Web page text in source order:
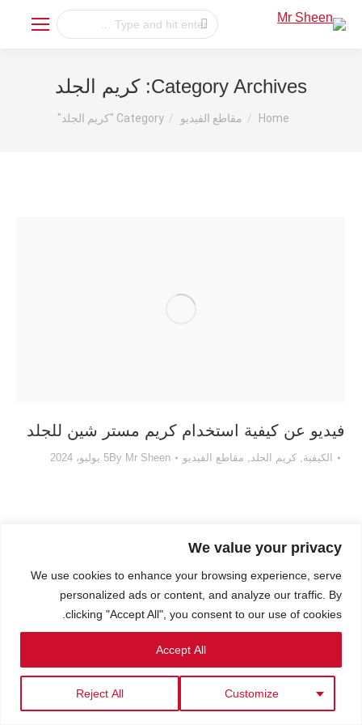
We value your privacy
We use cookies to enhance your browsing experience, serve
personalized ads or content, and analyze our traffic. By
clicking "Accept All", you consent to our use of cookies.
Customize
Reject All
Accept All
Search:
Category Archives: كريم الجلد
You are here:
Home مقاطع الفيديو Category "كريم الجلد"
فيديو عن كيفية استخدام كريم مستر شين للجلد
الكيفية, كريم الجلد, مقاطع الفيديو By Mr Sheen 5 يوليو، 2024
العربية English
( الإنجليزية
Português
(البرتغالية ، البرتغال)